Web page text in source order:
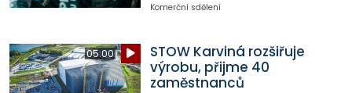
Komerční sdělení
05:00
STOW Karviná rozšiřuje
výrobu, přijme 40
zaměstnanců